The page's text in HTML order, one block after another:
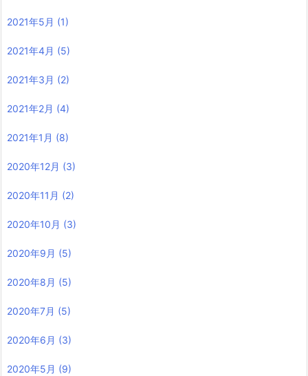
2021年5月 (1)
2021年4月 (5)
2021年3月 (2)
2021年2月 (4)
2021年1月 (8)
2020年12月 (3)
2020年11月 (2)
2020年10月 (3)
2020年9月 (5)
2020年8月 (5)
2020年7月 (5)
2020年6月 (3)
2020年5月 (9)